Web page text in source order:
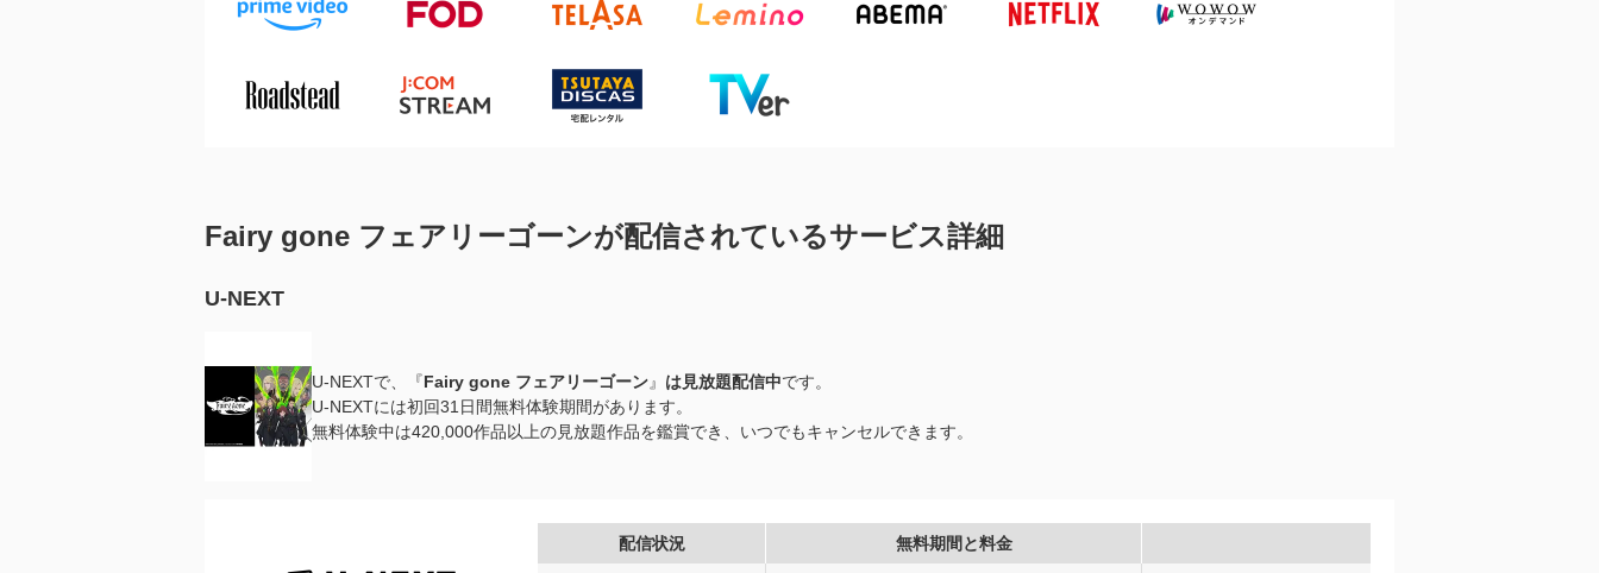
Fairy gone フェアリーゴーンが配信されているサービス詳細
U-NEXT
U-NEXTで、『Fairy gone フェアリーゴーン』 は見放題配信中です。
U-NEXTには初回31日間無料体験期間があります。
無料体験中は420,000作品以上の見放題作品を鑑賞でき、いつでもキャンセルできます。
配信状況 無料期間と料金